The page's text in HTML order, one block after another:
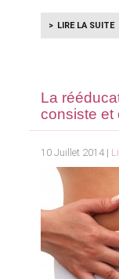
LIRE LA SUITE
La
consiste et
10 Juillet 2014 |